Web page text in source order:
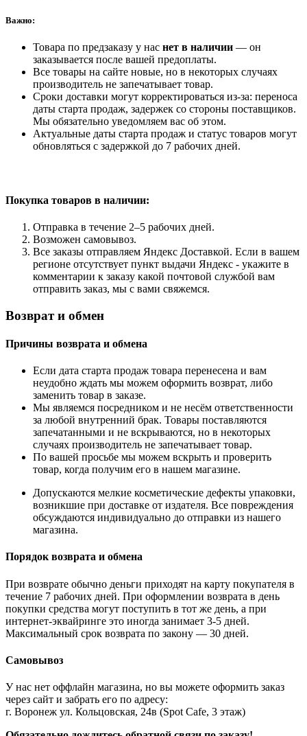
Важно:
Товара по предзаказу у нас нет в наличии — он
заказывается после вашей предоплаты.
Все товары на сайте новые, но в некоторых случаях
производитель не запечатывает товар.
Сроки доставки могут корректироваться из-за: переноса
даты старта продаж, задержек со стороны поставщиков.
Мы обязательно уведомляем вас об этом.
Актуальные даты старта продаж и статус товаров могут
обновляться с задержкой до 7 рабочих дней.
Покупка товаров в наличии:
Отправка в течение 2–5 рабочих дней.
Возможен самовывоз.
Все заказы отправляем Яндекс Доставкой. Если в вашем
регионе отсутствует пункт выдачи Яндекс - укажите в
комментарии к заказу какой почтовой службой вам
отправить заказ, мы с вами свяжемся.
Возврат и обмен
Причины возврата и обмена
Если дата старта продаж товара перенесена и вам
неудобно ждать мы можем оформить возврат, либо
заменить товар в заказе.
Мы являемся посредником и не несём ответственности
за любой внутренний брак. Товары поставляются
запечатанными и не вскрываются, но в некоторых
случаях производитель не запечатывает товар.
По вашей просьбе мы можем вскрыть и проверить
товар, когда получим его в нашем магазине.
Допускаются мелкие косметические дефекты упаковки,
возникшие при доставке от издателя. Все повреждения
обсуждаются индивидуально до отправки из нашего
магазина.
Порядок возврата и обмена
При возврате обычно деньги приходят на карту покупателя в
течение 7 рабочих дней. При оформлении возврата в день
покупки средства могут поступить в тот же день, а при
интернет-эквайринге это иногда занимает 3-5 дней.
Максимальный срок возврата по закону — 30 дней.
Самовывоз
У нас нет оффлайн магазина, но вы можете оформить заказ
через сайт и забрать его по адресу:
г. Воронеж ул. Кольцовская, 24в (Spot Cafe, 3 этаж)